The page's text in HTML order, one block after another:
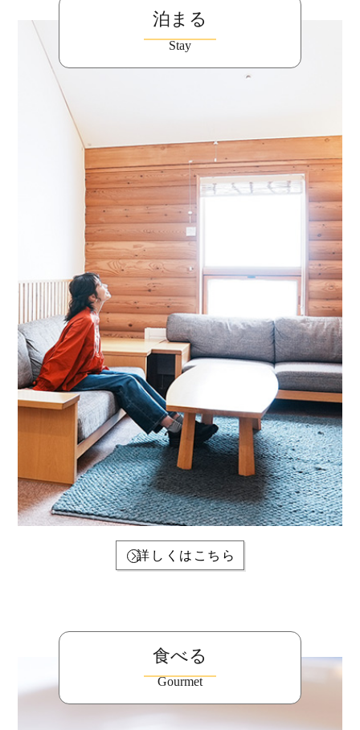
泊まる
Stay
詳しくはこちら
食べる
Gourmet